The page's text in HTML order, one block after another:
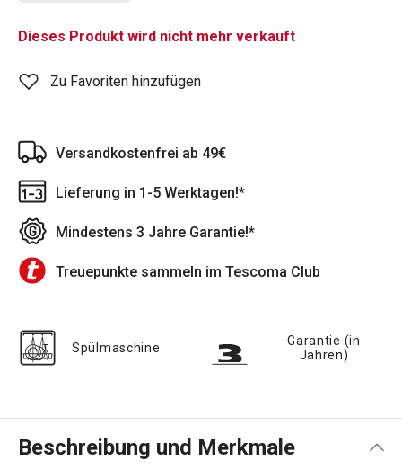
Dieses Produkt wird nicht mehr verkauft
Zu Favoriten hinzufügen
Versandkostenfrei ab 49€
Lieferung in 1-5 Werktagen!*
Mindestens 3 Jahre Garantie!*
Treuepunkte sammeln im Tescoma Club
Spülmaschine
Garantie (in
Jahren)
Beschreibung und Merkmale